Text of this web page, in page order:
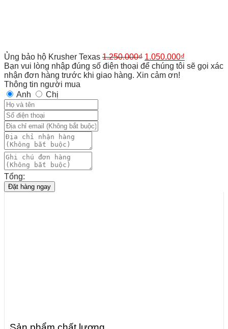
Ủng bảo hộ Krusher Texas 1.250.000₫ 1.050.000₫
Bạn vui lòng nhập đúng số điện thoại để chúng tôi sẽ gọi xác
nhận đơn hàng trước khi giao hàng. Xin cảm ơn!
Thông tin người mua
Anh
Chị
Tổng:
Đặt hàng ngay